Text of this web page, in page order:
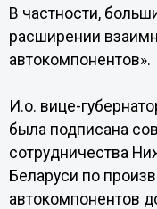
В частности,
расширении
автокомпонентов».
И.о. вице-
была подписана
сотрудничества
Беларуси по
автокомпонентов